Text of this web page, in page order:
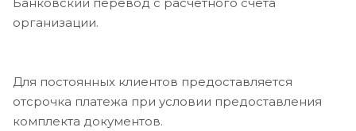
ЦПП/цинк/лак тип RJ — оставьте запрос и
получите подробную консультацию по наличию,
организации.
Для постоянных клиентов предоставляется
отсрочка платежа при условии предоставления
комплекта документов.